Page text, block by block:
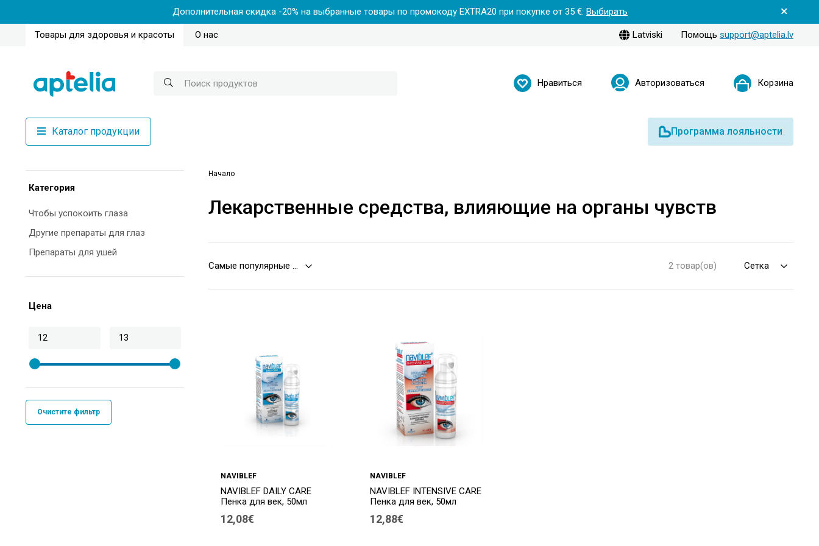
Дополнительная скидка -20% на выбранные товары по промокоду EXTRA20 при покупке от 35 €: Выбирать
Товары для здоровья и красоты О нас Latviski Помощь support@aptelia.lv
Нравиться Авторизоваться Корзина
Каталог продукции Программа лояльности
Категория
Чтобы успокоить глаза
Другие препараты для глаз
Препараты для ушей
Цена
Очистите фильтр
Начало
Лекарственные средства, влияющие на органы чувств
2 товар(ов)
NAVIBLEF
NAVIBLEF DAILY CARE
Пенка для век, 50мл
12,08€
NAVIBLEF
NAVIBLEF INTENSIVE CARE
Пенка для век, 50мл
12,88€